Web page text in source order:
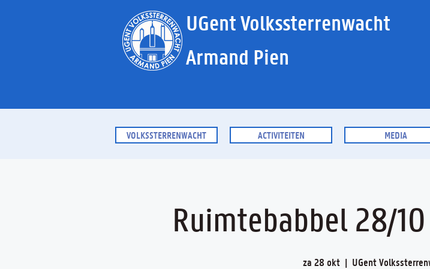
UGent Volkssterrenwacht
Armand Pien
VOLKSSTERRENWACHT ACTIVITEITEN MEDIA
Ruimtebabbel 28/
za 28 okt
  |
UGent